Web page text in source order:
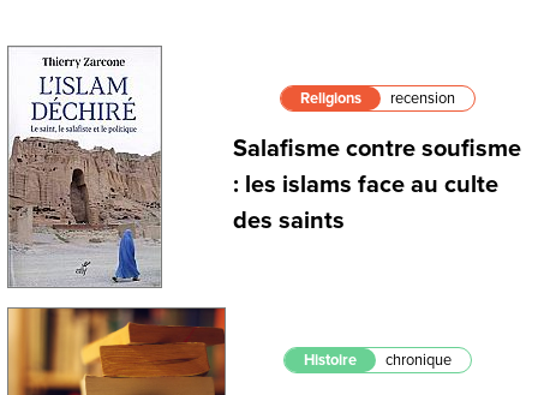
Religions recension
Salafisme contre soufisme
: les islams face au culte
des saints
Histoire chronique